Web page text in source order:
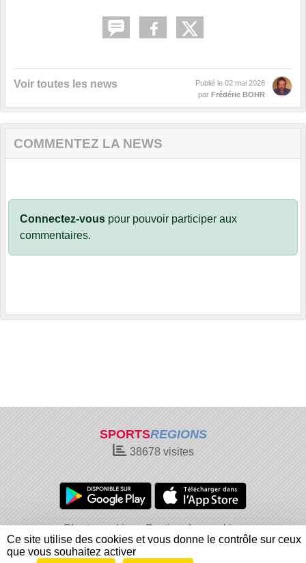
Voir toutes les news Publié le 02 mai 2026
par Frédéric BOHR
COMMENTEZ LA NEWS
Connectez-vous pour pouvoir participer aux
commentaires.
SPORTSREGIONS
38678visites
Charte cookies
Gestion des cookies
Informations légales
Signaler un contenu inapproprié
Ce site utilise des cookies et vous donne le contrôle sur ceux
que vous souhaitez activer